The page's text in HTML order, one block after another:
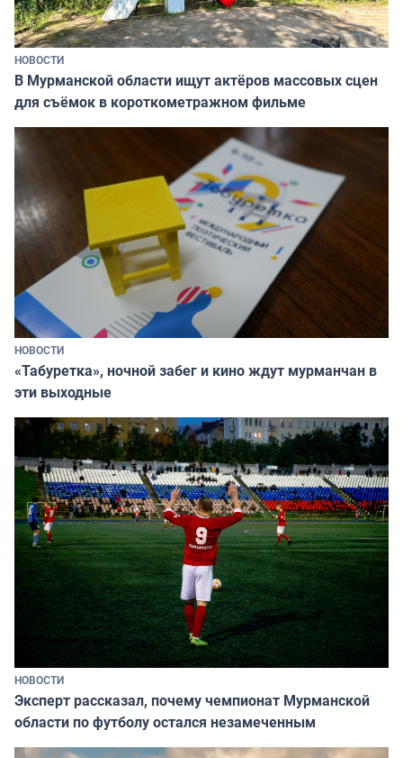
НОВОСТИ
В Мурманской области ищут актёров массовых сцен
для съёмок в короткометражном фильме
НОВОСТИ
«Табуретка», ночной забег и кино ждут мурманчан в
эти выходные
НОВОСТИ
Эксперт рассказал, почему чемпионат Мурманской
области по футболу остался незамеченным